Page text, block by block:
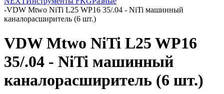
-VDW Mtwo NiTi L25 WP16 35/.04 - NiTi машинный
каналорасширитель (6 шт.)
VDW Mtwo NiTi L25 WP16
35/.04 - NiTi машинный
каналорасширитель (6 шт.)